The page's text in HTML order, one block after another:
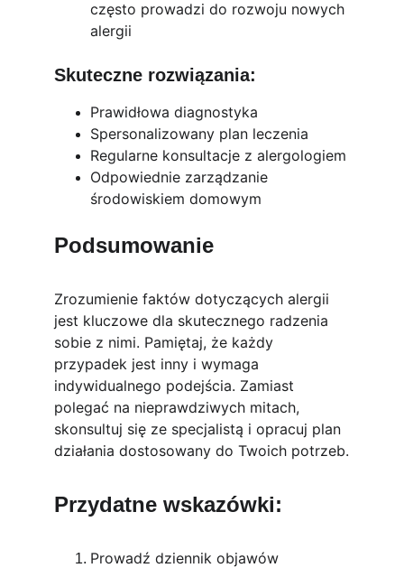
często prowadzi do rozwoju nowych
alergii
Skuteczne rozwiązania:
Prawidłowa diagnostyka
Spersonalizowany plan leczenia
Regularne konsultacje z alergologiem
Odpowiednie zarządzanie
środowiskiem domowym
Podsumowanie
Zrozumienie faktów dotyczących alergii
jest kluczowe dla skutecznego radzenia
sobie z nimi. Pamiętaj, że każdy
przypadek jest inny i wymaga
indywidualnego podejścia. Zamiast
polegać na nieprawdziwych mitach,
skonsultuj się ze specjalistą i opracuj plan
działania dostosowany do Twoich potrzeb.
Przydatne wskazówki:
Prowadź dziennik objawów